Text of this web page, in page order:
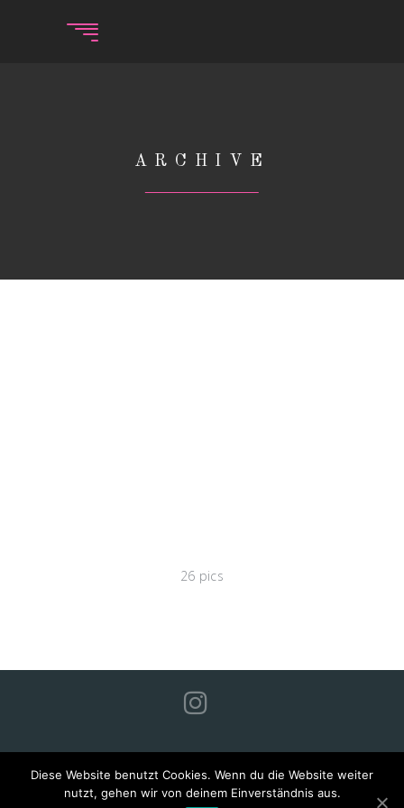
ARCHIVE
26 pics
IMPRESSUM
Diese Website benutzt Cookies. Wenn du die Website weiter
nutzt, gehen wir von deinem Einverständnis aus.